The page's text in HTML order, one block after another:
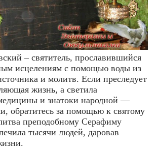
– святитель, прославившийся
исцелениям с помощью воды из
и молитв. Если преследует
жизнь, а светила
и знатоки народной —
обратитесь за помощью к святому
преподобному Серафиму
тысячи людей, даровав